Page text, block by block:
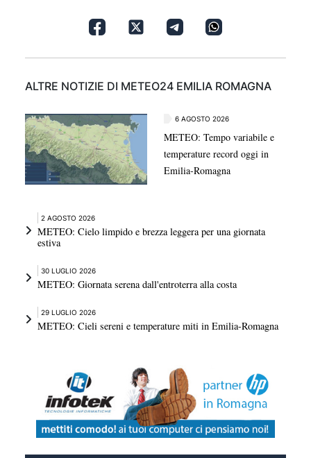
ALTRE NOTIZIE DI METEO24 EMILIA ROMAGNA
6 AGOSTO 2026
METEO: Tempo variabile e
temperature record oggi in
Emilia-Romagna
2 AGOSTO 2026
METEO: Cielo limpido e brezza leggera per una giornata
estiva
30 LUGLIO 2026
METEO: Giornata serena dall'entroterra alla costa
29 LUGLIO 2026
METEO: Cieli sereni e temperature miti in Emilia-Romagna